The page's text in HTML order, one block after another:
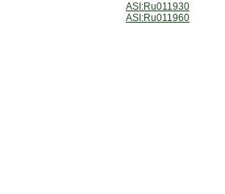
ASI:Ru011930
ASI:Ru011960